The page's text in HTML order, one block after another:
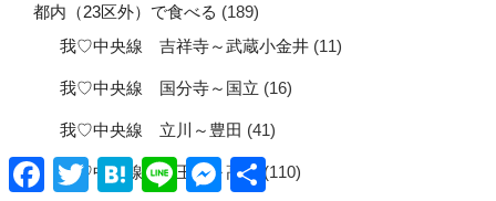
都内（23区外）で食べる (189)
我♡中央線 吉祥寺～武蔵小金井 (11)
我♡中央線 国分寺～国立 (16)
我♡中央線 立川～豊田 (41)
我♡中央線 八王子～高尾 (110)
Facebook
TwitterHatenaLine Messenger
共
有